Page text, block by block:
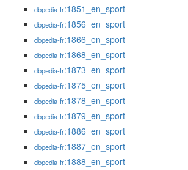
dbpedia-fr:1851_en_sport
dbpedia-fr:1856_en_sport
dbpedia-fr:1866_en_sport
dbpedia-fr:1868_en_sport
dbpedia-fr:1873_en_sport
dbpedia-fr:1875_en_sport
dbpedia-fr:1878_en_sport
dbpedia-fr:1879_en_sport
dbpedia-fr:1886_en_sport
dbpedia-fr:1887_en_sport
dbpedia-fr:1888_en_sport